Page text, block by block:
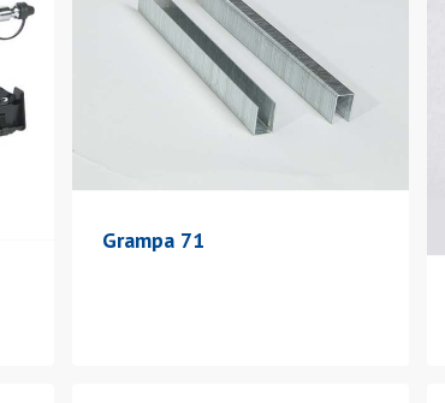
Grampa 71